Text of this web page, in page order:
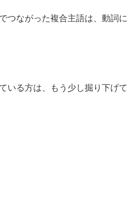
つながった複合主語は、動詞に
いる方は、もう少し掘り下げて